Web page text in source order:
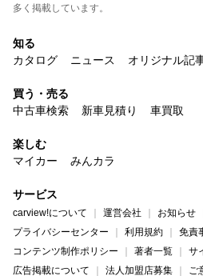
多く掲載しています。
知る
カタログ
ニュース オリジナル記
買う・売る
中古車検索
新車見積り 車買取
楽しむ
マイカー
みんカラ
サービス
carview!について 運営会社 お知らせ
プライバシーセンター
利用規約
免責
コンテンツ制作ポリシー
著者一覧
サ
広告掲載について
法人加盟店募集 ご